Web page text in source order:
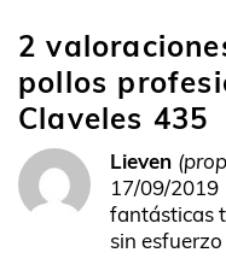
2
pollos
Claveles 435
Lieven
17/09/2019
fantásticas
sin esfuerzo